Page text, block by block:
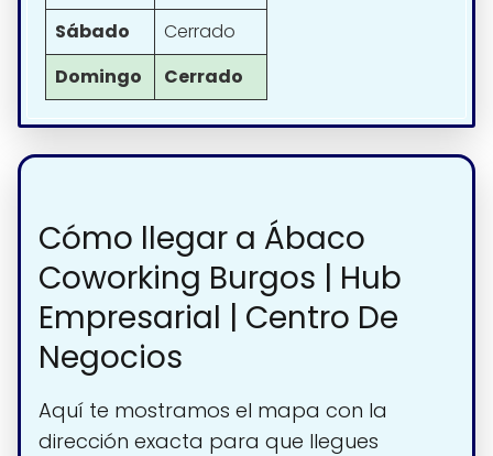
Sábado
Cerrado
Domingo
Cerrado
Cómo llegar a Ábaco
Coworking Burgos | Hub
Empresarial | Centro De
Negocios
Aquí te mostramos el mapa con la
dirección exacta para que llegues